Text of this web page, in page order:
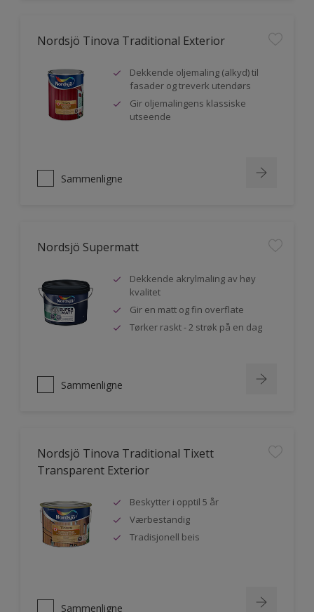
Nordsjö Tinova Traditional Exterior
Dekkende oljemaling (alkyd) til
fasader og treverk utendørs
Gir oljemalingens klassiske
utseende
Sammenligne
Nordsjö Supermatt
Dekkende akrylmaling av høy
kvalitet
Gir en matt og fin overflate
Tørker raskt - 2 strøk på en dag
Sammenligne
Nordsjö Tinova Traditional Tixett
Transparent Exterior
Beskytter i opptil 5 år
Værbestandig
Tradisjonell beis
Sammenligne